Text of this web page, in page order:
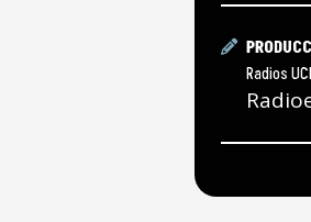
Radios